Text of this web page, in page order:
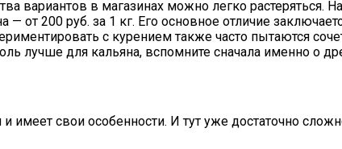
вариантов в магазинах можно легко растеряться.
от 200 руб. за 1 кг. Его основное отличие
с курением также часто пытаются
лучше для кальяна, вспомните сначала именно о
свои особенности. И тут уже достаточно